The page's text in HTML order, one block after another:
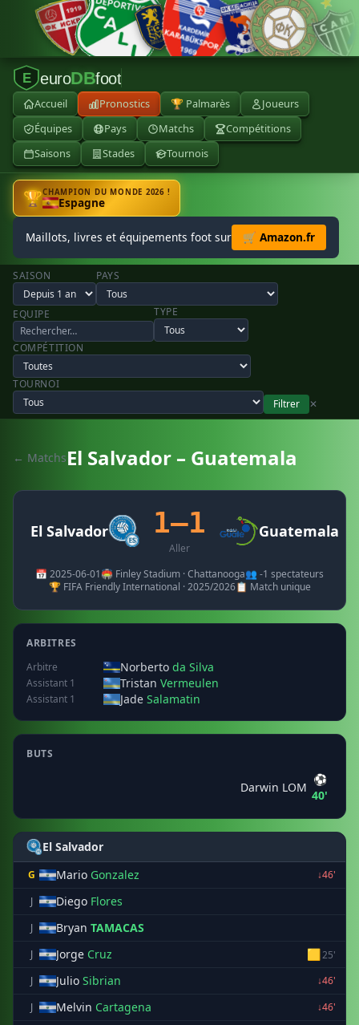
E euroDBfoot
Accueil Pronostics 🏆 Palmarès
Joueurs
Équipes
Pays Matchs
Compétitions
Saisons
Stades Tournois
🏆CHAMPION DU MONDE 2026 !
Espagne
Maillots, livres et équipements foot sur 🛒 Amazon.fr
SAISON PAYS
EQUIPE TYPE
COMPÉTITION
TOURNOI
Filtrer
✕
← MatchsEl Salvador – Guatemala
El Salvador 1–1
Aller
Guatemala
📅 2025-06-01🏟️ Finley Stadium · Chattanooga👥 -1 spectateurs
🏆 FIFA Friendly International · 2025/2026📋 Match unique
ARBITRES
Arbitre
Norberto da Silva
Assistant 1 Tristan Vermeulen
Assistant 1 Jade Salamatin
BUTS
Darwin LOM
⚽
40'
El Salvador
G Mario Gonzalez
↓46'
J
Diego Flores
J Bryan TAMACAS
J Jorge Cruz 🟨25'
J
Julio Sibrian
↓46'
J
Melvin Cartagena
↓46'